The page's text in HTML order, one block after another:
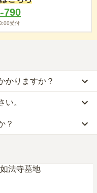
790
受付
かりますか？
別)からお求めいただけま
般墓が約38万円（墓石代
が悪い、という訳ではあ
得し、安心してお参りで
い。
ら徒歩6分です。
図・交通アクセス」欄をご
？
せん。
求や現地見学を通して、
おすすめします。